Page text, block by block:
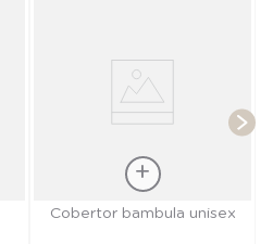
Talla
Cobertor bambula unisex